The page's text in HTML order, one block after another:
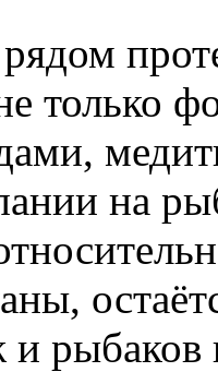
только
на
рыбаков